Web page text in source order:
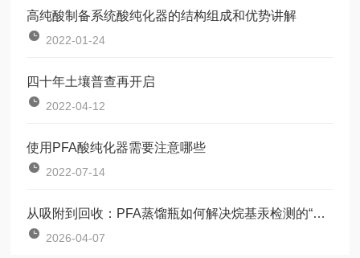
高纯酸制备系统酸纯化器的结构组成和优势讲解
2022-01-24
四十年土壤普查再开启
2022-04-12
使用PFA酸纯化器需要注意哪些
2022-07-14
从吸附到回收：PFA蒸馏瓶如何解决烷基汞检测的“隐形损失”
2026-04-07